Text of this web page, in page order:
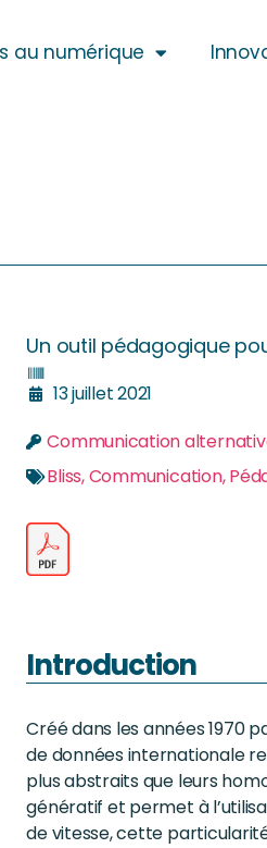
au numérique
Un outil pédagogique
13 juillet 2021
Communication
Bliss,Communication,
Introduction
Créé dans les années 1970
de données internationale
plus abstraits que leurs
génératif et permet à
de vitesse, cette